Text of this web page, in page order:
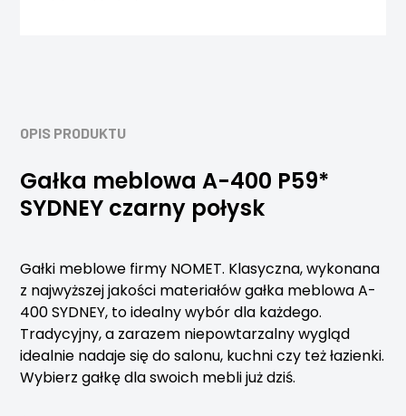
OPIS PRODUKTU
Gałka meblowa A-400 P59*
SYDNEY czarny połysk
Gałki meblowe firmy NOMET. Klasyczna, wykonana
z najwyższej jakości materiałów gałka meblowa A-
400 SYDNEY, to idealny wybór dla każdego.
Tradycyjny, a zarazem niepowtarzalny wygląd
idealnie nadaje się do salonu, kuchni czy też łazienki.
Wybierz gałkę dla swoich mebli już dziś.